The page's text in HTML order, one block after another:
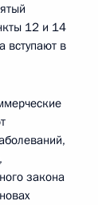
12 и 14
вступают в
закона